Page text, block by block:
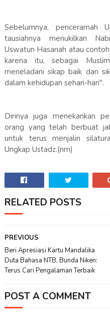
Sebelumnya, penceramah
tausiahnya menukilkan
Uswatun Hasanah atau
karena itu, sebagai
meneladani sikap baik dan
dalam kehidupan sehari-hari".
Dirinya juga menekankan
orang yang telah berbuat
untuk terus menjalin
Ungkap Ustadz.(nm)
RELATED POSTS
PREVIOUS
Beri Apresiasi Kartu Mandalika
Duta Bahasa NTB, Bunda Niken:
Terus Cari Pengalaman Terbaik
POST A COMMENT